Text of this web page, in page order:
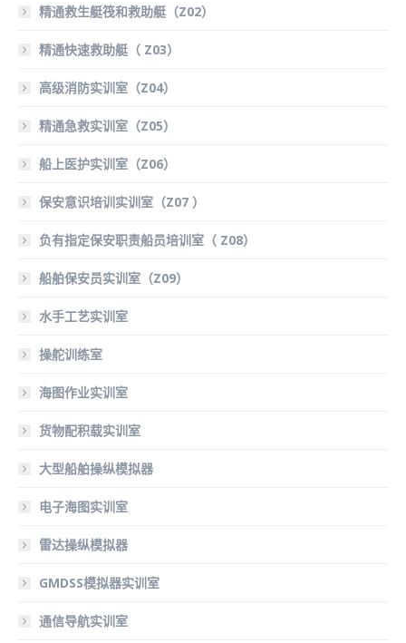
精通救生艇筏和救助艇（Z02）
精通快速救助艇（ Z03）
高级消防实训室（Z04）
精通急救实训室（Z05）
船上医护实训室（Z06）
保安意识培训实训室（Z07 ）
负有指定保安职责船员培训室（ Z08）
船舶保安员实训室（Z09）
水手工艺实训室
操舵训练室
海图作业实训室
货物配积载实训室
大型船舶操纵模拟器
电子海图实训室
雷达操纵模拟器
GMDSS模拟器实训室
通信导航实训室